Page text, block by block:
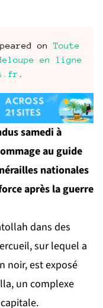
on Toute
en ligne
samedi à
au guide
nationales
après la guerre
dans des
sur lequel a
noir, est exposé
un complexe